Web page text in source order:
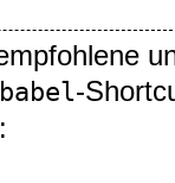
babel-